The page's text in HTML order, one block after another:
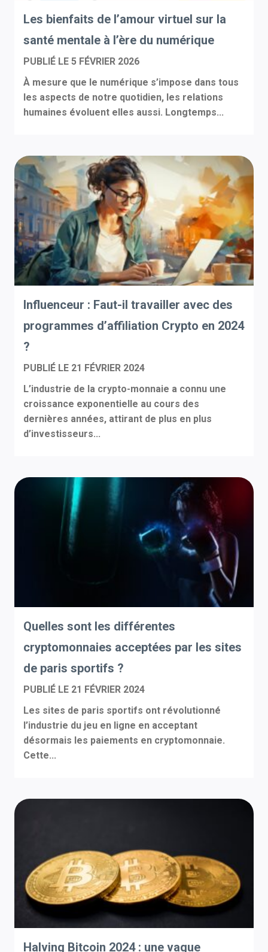
Les bienfaits de l’amour virtuel sur la
santé mentale à l’ère du numérique
PUBLIÉ LE 5 FÉVRIER 2026
À mesure que le numérique s’impose dans tous
les aspects de notre quotidien, les relations
humaines évoluent elles aussi. Longtemps...
Influenceur : Faut-il travailler avec des
programmes d’affiliation Crypto en 2024
?
PUBLIÉ LE 21 FÉVRIER 2024
L’industrie de la crypto-monnaie a connu une
croissance exponentielle au cours des
dernières années, attirant de plus en plus
d’investisseurs...
Quelles sont les différentes
cryptomonnaies acceptées par les sites
de paris sportifs ?
PUBLIÉ LE 21 FÉVRIER 2024
Les sites de paris sportifs ont révolutionné
l’industrie du jeu en ligne en acceptant
désormais les paiements en cryptomonnaie.
Cette...
Halving Bitcoin 2024 : une vague